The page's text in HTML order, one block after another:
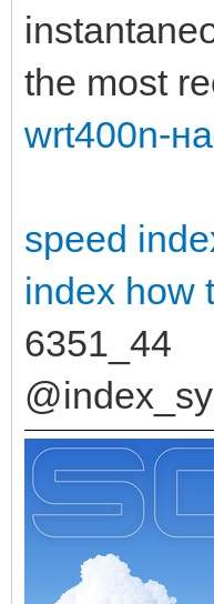
the most
wrt400n-
speed
index how
6351_44